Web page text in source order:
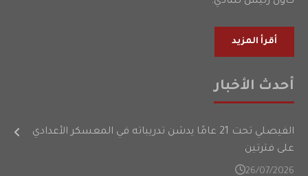
أقرأ المزيد
أحدث الأخبار
الفيصلي تحت 21 عامًا يدشن تدريباته في المعسكر الأعدادي
على فترتين
26/07/2026